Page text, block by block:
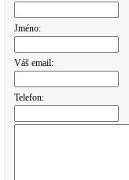
Jméno:
Váš email:
Telefon: